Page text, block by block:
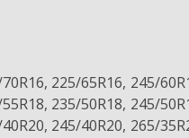
225/65R16, 245/
235/50R18, 245/
245/40R20, 265/